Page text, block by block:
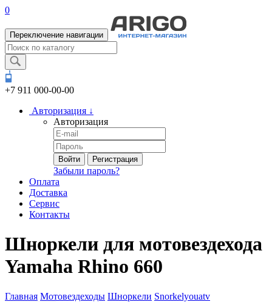
0
Переключение навигации
+7 911 000-00-00
Авторизация ↓
Авторизация
Войти Регистрация
Забыли пароль?
Оплата
Доставка
Сервис
Контакты
Шноркели для мотовездехода
Yamaha Rhino 660
Главная Мотовездеходы Шноркели Snorkelyouatv